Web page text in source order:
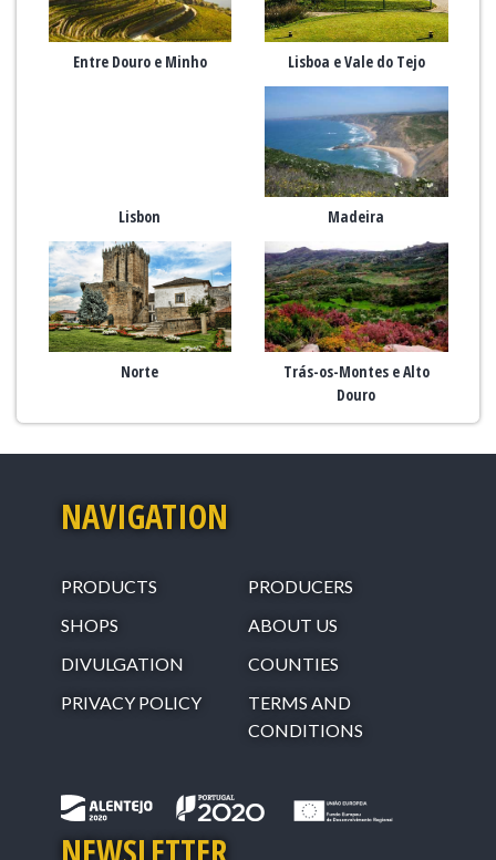
Entre Douro e Minho Lisboa e Vale do Tejo
Lisbon Madeira
Norte
Trás-os-Montes e Alto
Douro
NAVIGATION
PRODUCTS
PRODUCERS
SHOPS
ABOUT US
DIVULGATION
COUNTIES
PRIVACY POLICY
TERMS AND
CONDITIONS